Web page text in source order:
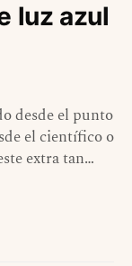
luz azul
desde el punto
el científico o
extra tan…